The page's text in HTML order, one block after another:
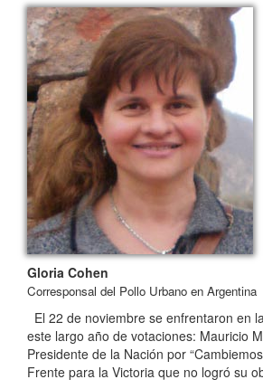
Gloria Cohen
Corresponsal del Pollo Urbano en Argentina
El 22 de noviembre se enfrentaron en
este largo año de votaciones: Mauricio
Presidente de la Nación por
Frente para la Victoria que no logró su